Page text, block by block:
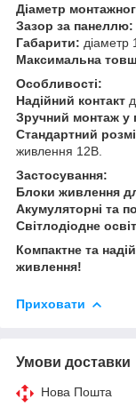
Діаметр
Зазор за панеллю:
Габарити:
Максимальна
Особливості:
Надійний контакт
Зручний монтаж у
Стандартний
живлення 12В.
Застосування:
Блоки живлення
Акумуляторні та
Світлодіодне
Компактне та
живлення!
Приховати
Умови доставки
Нова Пошта